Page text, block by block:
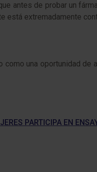
antes de probar un
está extremadamente
una oportunidad
PARTICIPA EN